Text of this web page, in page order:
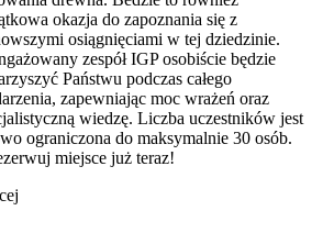
okazja do zapoznania się z
osiągnięciami w tej dziedzinie.
zespół IGP osobiście będzie
Państwu podczas całego
zapewniając moc wrażeń oraz
wiedzę. Liczba uczestników jest
ograniczona do maksymalnie 30 osób.
miejsce już teraz!